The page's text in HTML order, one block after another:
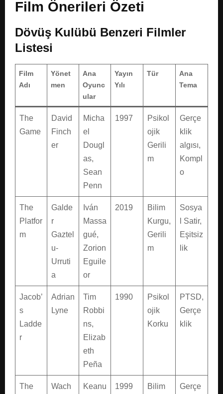
Film Önerileri Özeti
Dövüş Kulübü Benzeri Filmler
Listesi
Film
Adı
Yönet
men
Ana
Oyunc
ular
Yayın
Yılı
Tür
Ana
Tema
The
Game
David
Finch
er
Micha
el
Dougl
as,
Sean
Penn
1997
Psikol
ojik
Gerili
m
Gerçe
klik
algısı,
Kompl
o
The
Platfor
m
Galde
r
Gaztel
u-
Urruti
a
Iván
Massa
gué,
Zorion
Eguile
or
2019
Bilim
Kurgu,
Gerili
m
Sosya
l Satir,
Eşitsiz
lik
Jacob’
s
Ladde
r
Adrian
Lyne
Tim
Robbi
ns,
Elizab
eth
Peña
1990
Psikol
ojik
Korku
PTSD,
Gerçe
klik
The
Wach
Keanu
1999
Bilim
Gerçe